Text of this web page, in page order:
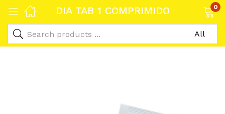
DIA TAB 1 COMPRIMIDO 0